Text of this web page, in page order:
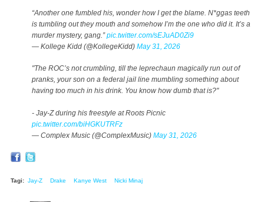
“Another one fumbled his, wonder how I get the blame. N*ggas teeth
is tumbling out they mouth and somehow I’m the one who did it. It’s a
murder mystery, gang.”pic.twitter.com/sEJuAD0Zi9
— Kollege Kidd (@KollegeKidd) May 31, 2026
"The ROC’s not crumbling, till the leprechaun magically run out of
pranks, your son on a federal jail line mumbling something about
having too much in his drink. You know how dumb that is?"
- Jay-Z during his freestyle at Roots Picnic
pic.twitter.com/biHGKUTRFz
— Complex Music (@ComplexMusic) May 31, 2026
Tagi: Jay-Z Drake Kanye West Nicki Minaj